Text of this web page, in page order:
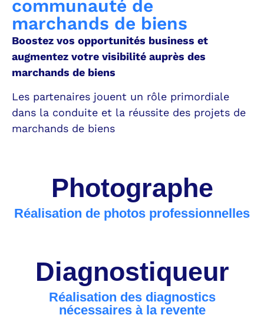
communauté de
marchands de biens
Boostez vos opportunités business et
augmentez votre visibilité auprès des
marchands de biens
Les partenaires jouent un rôle primordiale
dans la conduite et la réussite des projets de
marchands de biens
Photographe
Réalisation de photos professionnelles
Diagnostiqueur
Réalisation des diagnostics
nécessaires à la revente